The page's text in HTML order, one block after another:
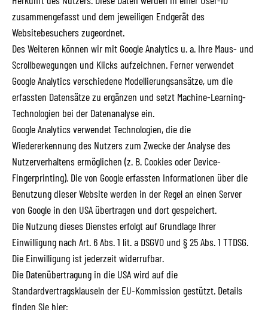
zusammengefasst und dem jeweiligen Endgerät des
Websitebesuchers zugeordnet.
Des Weiteren können wir mit Google Analytics u. a. Ihre Maus- und
Scrollbewegungen und Klicks aufzeichnen. Ferner verwendet
Google Analytics verschiedene Modellierungsansätze, um die
erfassten Datensätze zu ergänzen und setzt Machine-Learning-
Technologien bei der Datenanalyse ein.
Google Analytics verwendet Technologien, die die
Wiedererkennung des Nutzers zum Zwecke der Analyse des
Nutzerverhaltens ermöglichen (z. B. Cookies oder Device-
Fingerprinting). Die von Google erfassten Informationen über die
Benutzung dieser Website werden in der Regel an einen Server
von Google in den USA übertragen und dort gespeichert.
Die Nutzung dieses Dienstes erfolgt auf Grundlage Ihrer
Einwilligung nach Art. 6 Abs. 1 lit. a DSGVO und § 25 Abs. 1 TTDSG.
Die Einwilligung ist jederzeit widerrufbar.
Die Datenübertragung in die USA wird auf die
Standardvertragsklauseln der EU-Kommission gestützt. Details
finden Sie hier: